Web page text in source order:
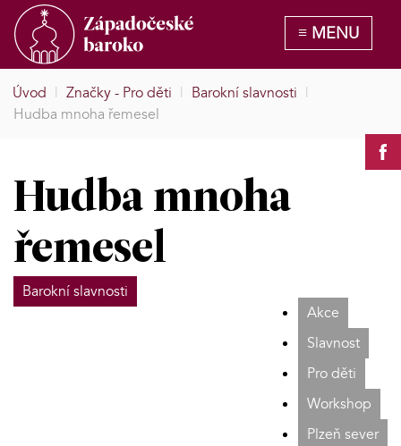
Úvod | Značky - Pro děti | Barokní slavnosti |
Hudba mnoha řemesel
Hudba mnoha
řemesel
Barokní slavnosti
Akce
Slavnost
Pro děti
Workshop
Plzeň sever